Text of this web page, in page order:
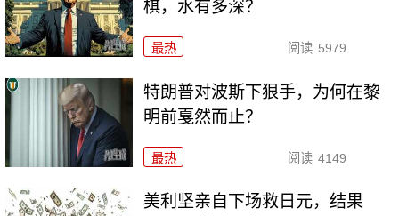
棋，水有多深？
最热 阅读 5979
特朗普对波斯下狠手，为何在黎
明前戛然而止？
最热 阅读 4149
美利坚亲自下场救日元，结果